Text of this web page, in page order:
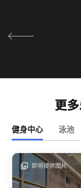
更
健身中心 泳池
即将提供图片